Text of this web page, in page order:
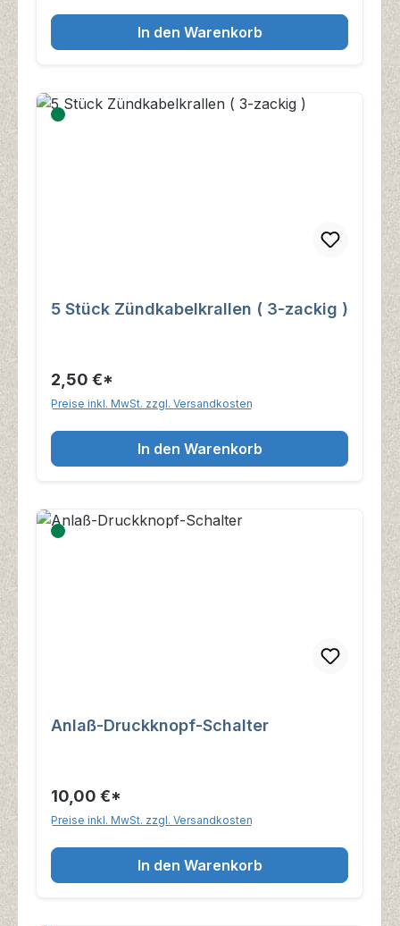
In den Warenkorb
5 Stück Zündkabelkrallen ( 3-zackig )
2,50 €*
Preise inkl. MwSt. zzgl. Versandkosten
In den Warenkorb
Anlaß-Druckknopf-Schalter
10,00 €*
Preise inkl. MwSt. zzgl. Versandkosten
In den Warenkorb